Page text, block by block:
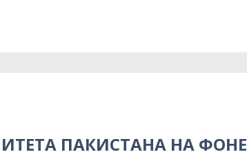
ПАКИСТАНА НА ФОНЕ